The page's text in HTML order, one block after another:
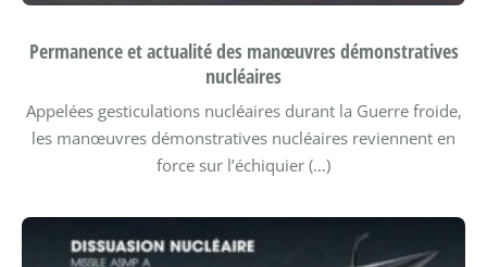
Permanence et actualité des manœuvres démonstratives
nucléaires
Appelées gesticulations nucléaires durant la Guerre froide,
les manœuvres démonstratives nucléaires reviennent en
force sur l’échiquier (…)